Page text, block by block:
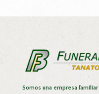
Somos una empresa